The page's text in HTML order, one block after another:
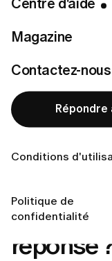
Centre d'aide
Magazine
Contactez-nous
Conditions
Politique de
confidentialité
rupture de stock?
Comment puis-je
Comment obtenir
Dois-je payer les
Dans quels pays
Comment passer
Vous ne
réponse